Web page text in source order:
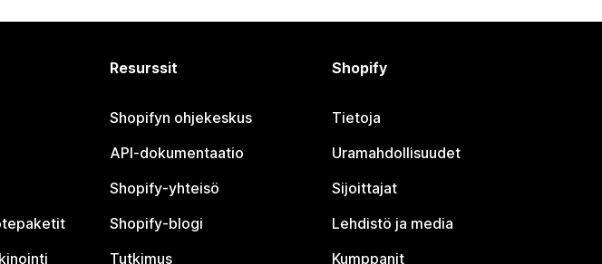
Resurssit
Shopifyn ohjekeskus
API-dokumentaatio
Shopify-yhteisö
Shopify-blogi
Tutkimus
Shopify
Tietoja
Uramahdollisuudet
Sijoittajat
Lehdistö ja media
Kumppanit